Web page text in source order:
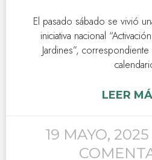
El pasado sábado se vivió
iniciativa nacional
Jardines”,
LEER
19 MAYO, 2025